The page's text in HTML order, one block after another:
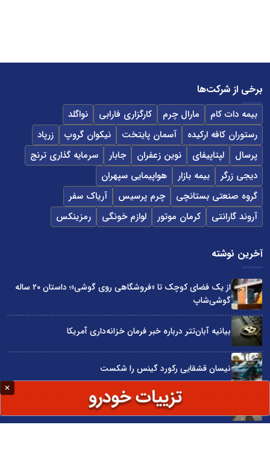
برخی از شرکت‌ها
بیمه دات کام مارال چرم کارگزاری فارابی
نواگلد
رستوران کافه ارکیده
آسمان پایتخت نیکوان گروپ
زرپاد
پرسال
لپتاپیفای نوین زعفران جابار
سرمایه گذاری ترنج
دیجی زرگر
بیمه بازار
هواپیمایی سپهران
گروه صنعتی بستانچی
چرم پرسیس
آریاک سفر
آروند گارانتی
کرمان موتور لوازم خونگی رمزینکس
آخرین نوشته
از یک فضای کوچک تا «فروشگاهی روی گوشی»؛ داستان ۲۰ ساله
گوشی‌شاپ
بیانیه آبان‌تتر درباره خبر فرمان خزانه‌داری آمریکا
نیسان قشقایی رکورد گینس را شکست
توسعه ایران با شعار محقق نمی‌شود